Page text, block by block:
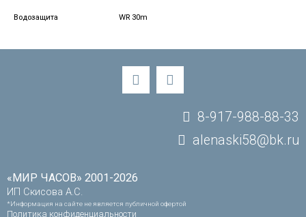
Водозащита WR 30m
«МИР ЧАСОВ» 2001-2026
ИП Скисова А.С.
*Информация на сайте не является публичной офертой
Политика конфиденциальности
8-917-988-88-33
alenaski58@bk.ru